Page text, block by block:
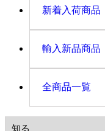
新着入荷商品
輸入新品商品
全商品一覧
知る